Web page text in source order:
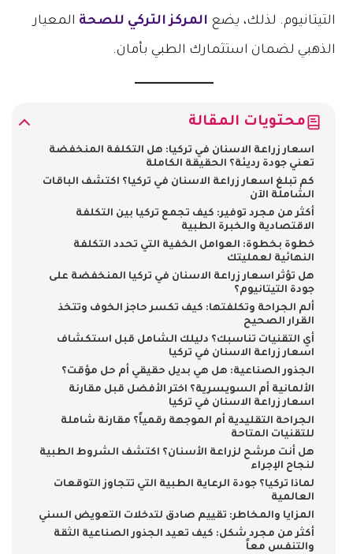
التيتانيوم. لذلك، يضع المركز التركي للصحة المعيار
الذهبي لضمان استثمارك الطبي بأمان.
محتويات المقالة
اسعار زراعة الاسنان في تركيا: هل التكلفة المنخفضة
تعني جودة رديئة؟ الحقيقة الكاملة
كم تبلغ اسعار زراعة الاسنان في تركيا؟ اكتشف الباقات
الشاملة الآن
أكثر من مجرد توفير: كيف تجمع تركيا بين التكلفة
الاقتصادية والخبرة الطبية
خطوة بخطوة: العوامل الخفية التي تحدد التكلفة
النهائية لعمليتك
هل تؤثر اسعار زراعة الاسنان في تركيا المنخفضة على
جودة التيتانيوم؟
ألم الجراحة وتكلفتها: كيف تكسر حاجز الخوف وتتخذ
القرار الصحيح
أي التقنيات تناسبك؟ دليلك الشامل قبل استكشاف
اسعار زراعة الاسنان في تركيا
الجذور الصناعية: هل هي بديل حقيقي أم حل مؤقت؟
الألمانية أم السويسرية؟ اختر الأفضل قبل مقارنة
اسعار زراعة الاسنان في تركيا
الجراحة التقليدية أم الموجهة رقمياً؟ مقارنة شاملة
للتقنيات المتاحة
هل أنت مرشح لزراعة الأسنان؟ اكتشف الشروط الطبية
لنجاح الإجراء
لماذا تركيا؟ جودة الرعاية الطبية التي تتجاوز التوقعات
العالمية
المزايا والمخاطر: تقييم صادق لتدخلات التعويض السني
أكثر من مجرد شكل: كيف تعيد الجذور الصناعية الثقة
والتنفس معاً